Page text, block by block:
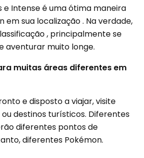
e Intense é uma ótima maneira
em sua localização . Na verdade,
, principalmente se
aventurar muito longe.
muitas áreas diferentes em
e disposto a viajar, visite
destinos turísticos. Diferentes
diferentes pontos de
diferentes Pokémon.